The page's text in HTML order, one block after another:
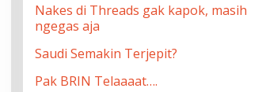
Nakes di Threads gak kapok, masih
ngegas aja
Saudi Semakin Terjepit?
Pak BRIN Telaaaat….